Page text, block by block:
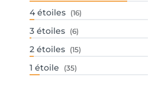
4 étoiles (16)
3 étoiles (6)
2 étoiles (15)
1 étoile (35)